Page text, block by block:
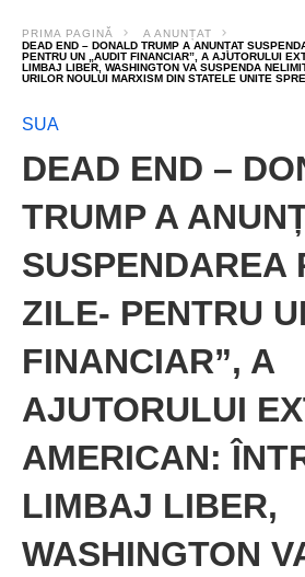
PRIMA PAGINĂ
A ANUNȚAT
DEAD END – DONALD TRUMP A ANUNȚAT
PENTRU UN „AUDIT FINANCIAR”, A AJUTORULUI
LIMBAJ LIBER, WASHINGTON VA SUSPENDA
URILOR NOULUI MARXISM DIN STATELE UNITE
SUA
DEAD END –
TRUMP A
SUSPENDAREA
ZILE- PENTRU
FINANCIAR”, A
AJUTORULUI
AMERICAN:
LIMBAJ LIBER,
WASHINGTON